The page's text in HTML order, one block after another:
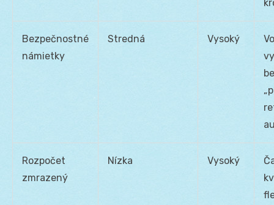
Bezpečnostné
námietky
Stredná Vysoký
Rozpočet
zmrazený
Nízka Vysoký